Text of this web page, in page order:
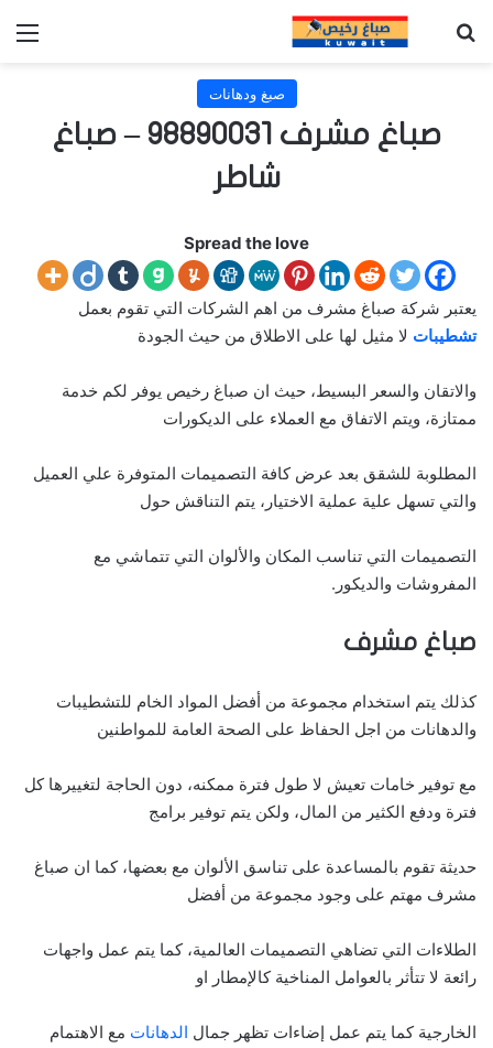
صبغ ودهانات
صباغ مشرف 98890031 – صباغ
شاطر
Spread the love
يعتبر شركة صباغ مشرف من اهم الشركات التي تقوم بعمل
تشطيبات لا مثيل لها على الاطلاق من حيث الجودة
والاتقان والسعر البسيط، حيث ان صباغ رخيص يوفر لكم خدمة
ممتازة، ويتم الاتفاق مع العملاء على الديكورات
المطلوبة للشقق بعد عرض كافة التصميمات المتوفرة علي العميل
والتي تسهل علية عملية الاختيار، يتم التناقش حول
التصميمات التي تناسب المكان والألوان التي تتماشي مع
المفروشات والديكور.
صباغ مشرف
كذلك يتم استخدام مجموعة من أفضل المواد الخام للتشطيبات
والدهانات من اجل الحفاظ على الصحة العامة للمواطنين
مع توفير خامات تعيش لا طول فترة ممكنه، دون الحاجة لتغييرها كل
فترة ودفع الكثير من المال، ولكن يتم توفير برامج
حديثة تقوم بالمساعدة على تناسق الألوان مع بعضها، كما ان صباغ
مشرف مهتم على وجود مجموعة من أفضل
الطلاءات التي تضاهي التصميمات العالمية، كما يتم عمل واجهات
رائعة لا تتأثر بالعوامل المناخية كالإمطار او
الخارجية كما يتم عمل إضاءات تظهر جمال الدهانات مع الاهتمام